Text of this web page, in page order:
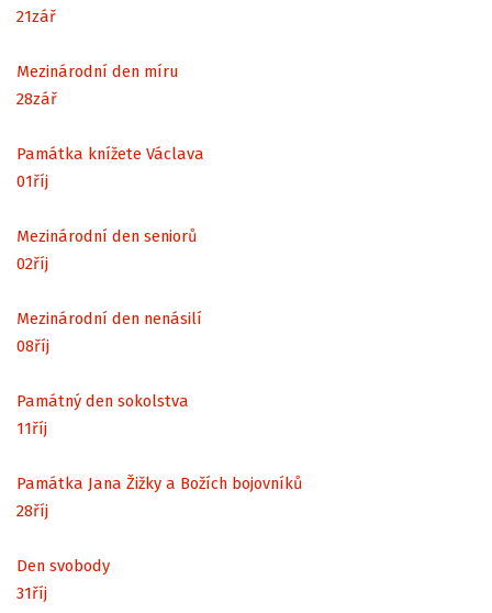
21zář
Mezinárodní den míru
28zář
Památka knížete Václava
01říj
Mezinárodní den seniorů
02říj
Mezinárodní den nenásilí
08říj
Památný den sokolstva
11říj
Památka Jana Žižky a Božích bojovníků
28říj
Den svobody
31říj